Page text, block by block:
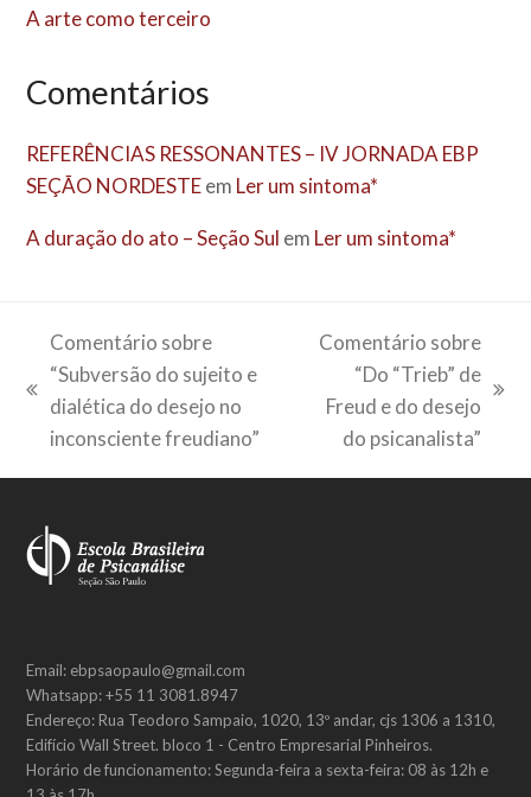
A arte como terceiro
Comentários
REFERÊNCIAS RESSONANTES – IV JORNADA EBP
SEÇÃO NORDESTEem Ler um sintoma*
A duração do ato – Seção Sul em Ler um sintoma*
previous
post:
Comentário sobre
“Subversão do sujeito e
dialética do desejo no
inconsciente freudiano”
next
post:
Comentário sobre
“Do “Trieb” de
Freud e do desejo
do psicanalista”
Email: ebpsaopaulo@gmail.com
Whatsapp: +55 11 3081.8947
Endereço: Rua Teodoro Sampaio, 1020, 13º andar, cjs 1306 a 1310,
Edifício Wall Street. bloco 1 - Centro Empresarial Pinheiros.
Horário de funcionamento: Segunda-feira a sexta-feira: 08 às 12h e